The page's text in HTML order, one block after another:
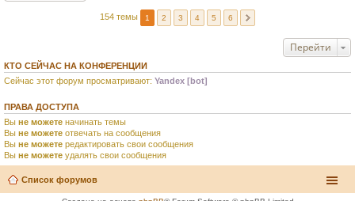
154 темы 1 2 3 4 5 6
Перейти
КТО СЕЙЧАС НА КОНФЕРЕНЦИИ
Сейчас этот форум просматривают: Yandex [bot]
ПРАВА ДОСТУПА
Вы не можете начинать темы
Вы не можете отвечать на сообщения
Вы не можете редактировать свои сообщения
Вы не можете удалять свои сообщения
Список форумов